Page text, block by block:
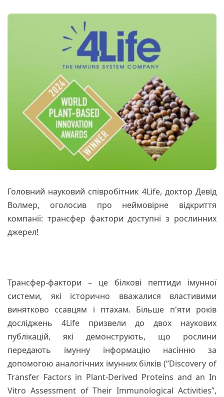
Головний науковий співробітник 4Life, доктор Девід
Волмер, оголосив про неймовірне відкриття
компанії: трансфер фактори доступні з рослинних
джерел!
Трансфер-фактори – це білкові пептиди імунної
системи, які історично вважалися властивими
винятково ссавцям і птахам. Більше п'яти років
досліджень 4Life призвели до двох наукових
публікацій, які демонструють, що рослини
передають імунну інформацію насінню за
допомогою аналогічних імунних білків (“Discovery of
Transfer Factors in Plant-Derived Proteins and an In
Vitro Assessment of Their Immunological Activities”,